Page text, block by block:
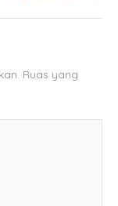
Ruas yang